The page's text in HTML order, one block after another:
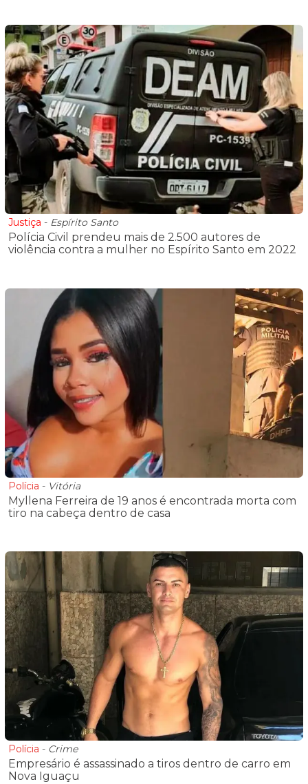
Justiça - Espírito Santo
Polícia Civil prendeu mais de 2.500 autores de
violência contra a mulher no Espírito Santo em 2022
Polícia - Vitória
Myllena Ferreira de 19 anos é encontrada morta com
tiro na cabeça dentro de casa
Polícia - Crime
Empresário é assassinado a tiros dentro de carro em
Nova Iguaçu